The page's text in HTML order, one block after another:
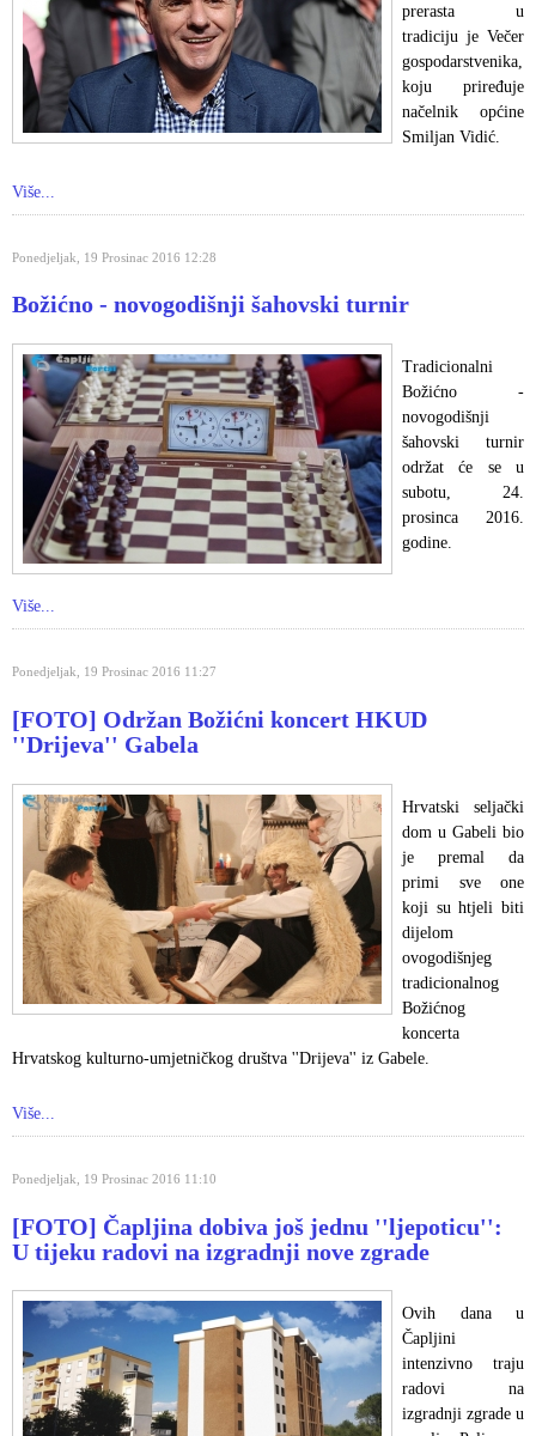
prerasta u
tradiciju je Večer
gospodarstvenika,
koju priređuje
načelnik općine
Smiljan Vidić.
Više...
Ponedjeljak, 19 Prosinac 2016 12:28
Božićno - novogodišnji šahovski turnir
Tradicionalni
Božićno -
novogodišnji
šahovski turnir
održat će se u
subotu, 24.
prosinca 2016.
godine.
Više...
Ponedjeljak, 19 Prosinac 2016 11:27
[FOTO] Održan Božićni koncert HKUD
''Drijeva'' Gabela
Hrvatski seljački
dom u Gabeli bio
je premal da
primi sve one
koji su htjeli biti
dijelom
ovogodišnjeg
tradicionalnog
Božićnog
koncerta
Hrvatskog kulturno-umjetničkog društva ''Drijeva'' iz Gabele.
Više...
Ponedjeljak, 19 Prosinac 2016 11:10
[FOTO] Čapljina dobiva još jednu ''ljepoticu'':
U tijeku radovi na izgradnji nove zgrade
Ovih dana u
Čapljini
intenzivno traju
radovi na
izgradnji zgrade u